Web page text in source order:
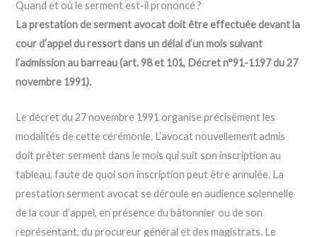
Quand et où le serment est-il prononcé ?
La prestation de serment avocat doit être effectuée devant la
cour d’appel du ressort dans un délai d’un mois suivant
l’admission au barreau (art. 98 et 101, Décret n°91-1197 du 27
novembre 1991).
Le décret du 27 novembre 1991 organise précisément les
modalités de cette cérémonie. L’avocat nouvellement admis
doit prêter serment dans le mois qui suit son inscription au
tableau, faute de quoi son inscription peut être annulée. La
prestation serment avocat se déroule en audience solennelle
de la cour d’appel, en présence du bâtonnier ou de son
représentant, du procureur général et des magistrats. Le